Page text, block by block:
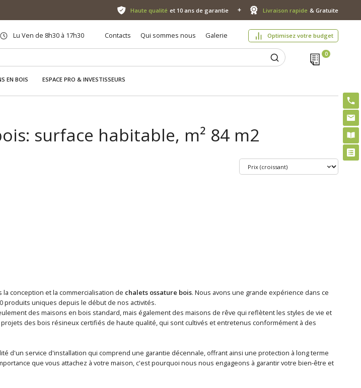
Haute qualité et 10 ans de garantie Livraison rapide & Gratuite
Lu Ven de 8h30 à 17h30 Contacts Qui sommes nous Galerie Optimisez votre budget
EN BOIS ESPACE PRO & INVESTISSEURS
surface habitable, m² 84 m2
conception et la commercialisation de chalets ossature bois. Nous avons une grande expérience dans ce
produits uniques depuis le début de nos activités.
des maisons en bois standard, mais également des maisons de rêve qui reflètent les styles de vie et
des bois résineux certifiés de haute qualité, qui sont cultivés et entretenus conformément à des
d'un service d'installation qui comprend une garantie décennale, offrant ainsi une protection à long terme
que vous attachez à votre maison, c'est pourquoi nous nous engageons à garantir votre bien-être et